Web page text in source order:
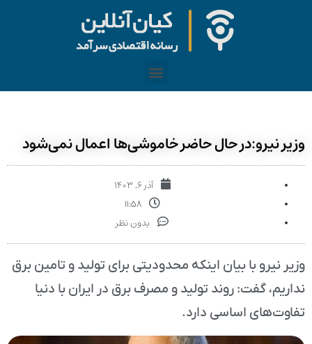
وزیر نیرو:در حال حاضر خاموشی‌ها اعمال نمی‌شود
آذر ۶, ۱۴۰۳
۱۱:۵۸
بدون نظر
وزیر نیرو با بیان اینکه محدودیتی برای تولید و تامین برق
نداریم، گفت: روند تولید و مصرف برق در ایران با دنیا
تفاوت‌های اساسی دارد.